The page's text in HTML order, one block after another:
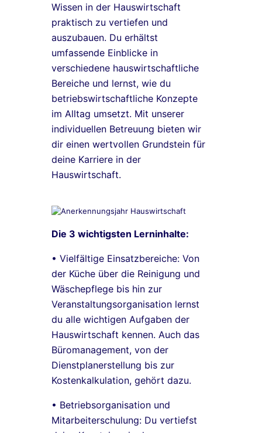
Wissen in der Hauswirtschaft
praktisch zu vertiefen und
auszubauen. Du erhältst
umfassende Einblicke in
verschiedene hauswirtschaftliche
Bereiche und lernst, wie du
betriebswirtschaftliche Konzepte
im Alltag umsetzt. Mit unserer
individuellen Betreuung bieten wir
dir einen wertvollen Grundstein für
deine Karriere in der
Hauswirtschaft.
Die 3 wichtigsten Lerninhalte:
• Vielfältige Einsatzbereiche: Von
der Küche über die Reinigung und
Wäschepflege bis hin zur
Veranstaltungsorganisation lernst
du alle wichtigen Aufgaben der
Hauswirtschaft kennen. Auch das
Büromanagement, von der
Dienstplanerstellung bis zur
Kostenkalkulation, gehört dazu.
• Betriebsorganisation und
Mitarbeiterschulung: Du vertiefst